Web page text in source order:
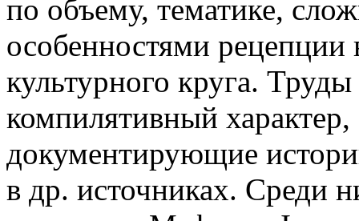
по объему, тематике,
особенностями рецепции
культурного круга.
компилятивный
документирующие
в др. источниках. Среди